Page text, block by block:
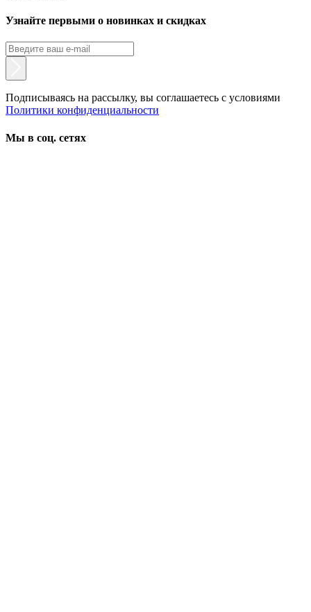
Узнайте первыми о новинках и скидках
Подписываясь на рассылку, вы соглашаетесь с условиями
Политики конфиденциальности
Мы в соц. сетях